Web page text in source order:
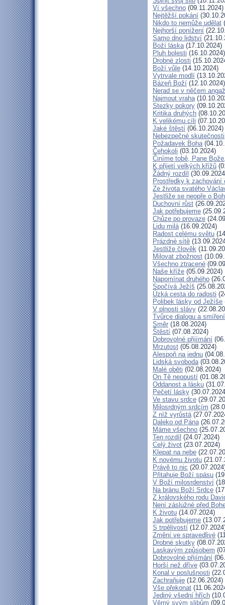
Ví všechno (09.11.2024)
Nejtěžší pokání
Nikdo to nemůže udělat
Nejhorší ponížení
Samo dno lidství
Boží láska(17.10.2024)
Pluh bolesti (16.10.2024)
Drobné zlosti
Boží vůle (14.10.2024)
Vytrvale modlí
Bázeň Boží (12.10.2024)
Nerad se v něčem
Najmout vraha
Stezky pokory
Kritika druhých
K velikému cíli
Jaké štěstí (06.10.2024)
Nebezpečné skutečnosti
Požadavek Boha
Čehokoli (03.10.2024)
Činíme tobě, Pane
K přijetí velkých křížů
Žádný rozdíl
Prostředky k zachování
Ze života svatého
Jestliže se neopře o
Duchovní růst
Jak potřebujeme
Chůze po provaze
Lidu milá(16.09.2024)
Radost celému světu
Prázdné sítě
Jestliže člověk
Milovat zbožnost
Všechno ztracené
Naše kříže (05.09.2024)
Napomínat druhého
Spočívá Ježíš
Úzká cesta do radosti
Polibek lásky od Ježíše
V plnosti slávy
Tvůrce dialogu a smíření
Směr (18.08.2024)
Štěstí (07.08.2024)
Dobrovolné přijímání
Mrzutost (05.08.2024)
Alespoň na jednu
Lidská svoboda
Malé oběti (02.08.2024)
On Tě neopustí
Oddanost a lásku
Pečetí lásky
Ve stavu srdce
Milosrdným srdcím
Z níž vyrůstá
Daleko od Pána
Máme všechno
Ten rozdíl (24.07.2024)
Celý život (23.07.2024)
Klepat na nebe
K novému životu
Právě to nic
Přitahuje Boží spásu
V Boží milosrdenství
Na bránu Boží Srdce
Z královského rodu
Není záslužné před
K životu (14.07.2024)
Jak potřebujeme
S trpělivostí
Změní ve spravedlivé
Drobné skutky
Laskavým způsobem
Dobrovolné přijímání
Horší než dříve
Konal v poslušnosti
Zachraňuje (12.06.2024)
Vše překonat
Jediný všední hřích
Věrný svým slibům